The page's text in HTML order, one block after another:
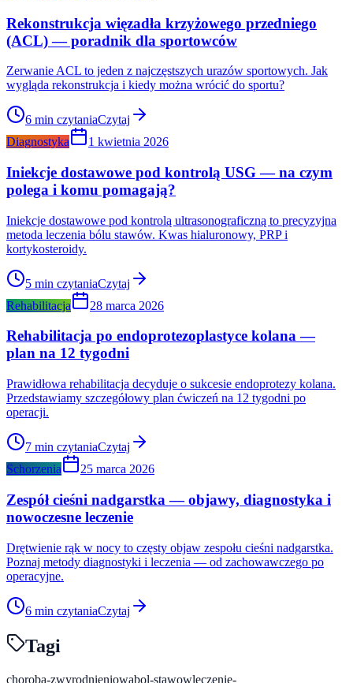
Rekonstrukcja więzadła krzyżowego przedniego
(ACL) — poradnik dla sportowców
Zerwanie ACL to jeden z najczęstszych urazów sportowych. Jak
wygląda rekonstrukcja i kiedy można wrócić do sportu?
6 min czytaniaCzytaj
Diagnostyka
1 kwietnia 2026
Iniekcje dostawowe pod kontrolą USG — na czym
polega i komu pomagają?
Iniekcje dostawowe pod kontrolą ultrasonograficzną to precyzyjna
metoda leczenia bólu stawów. Kwas hialuronowy, PRP i
kortykosteroidy.
5 min czytaniaCzytaj
Rehabilitacja
28 marca 2026
Rehabilitacja po endoprotezoplastyce kolana —
plan na 12 tygodni
Prawidłowa rehabilitacja decyduje o sukcesie endoprotezy kolana.
Przedstawiamy szczegółowy plan ćwiczeń na 12 tygodni po
operacji.
7 min czytaniaCzytaj
Schorzenia
25 marca 2026
Zespół cieśni nadgarstka — objawy, diagnostyka i
nowoczesne leczenie
Drętwienie rąk w nocy to częsty objaw zespołu cieśni nadgarstka.
Poznaj metody diagnostyki i leczenia — od zachowawczego po
operacyjne.
6 min czytaniaCzytaj
Tagi
choroba-zwyrodnieniowabol-stawowleczenie-